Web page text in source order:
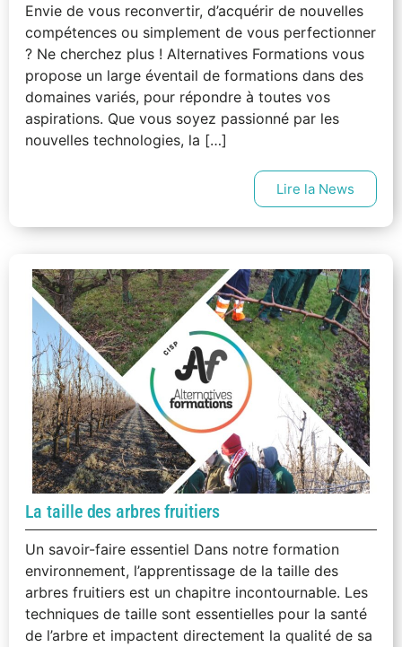
Envie de vous reconvertir, d’acquérir de nouvelles
compétences ou simplement de vous perfectionner
? Ne cherchez plus ! Alternatives Formations vous
propose un large éventail de formations dans des
domaines variés, pour répondre à toutes vos
aspirations. Que vous soyez passionné par les
nouvelles technologies, la […]
Lire la News
La taille des arbres fruitiers
Un savoir-faire essentiel Dans notre formation
environnement, l’apprentissage de la taille des
arbres fruitiers est un chapitre incontournable. Les
techniques de taille sont essentielles pour la santé
de l’arbre et impactent directement la qualité de sa